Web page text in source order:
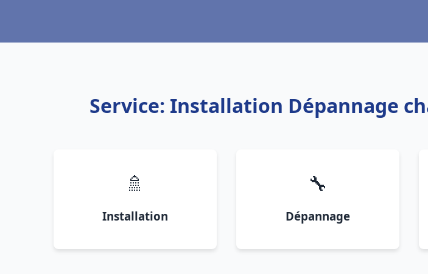
Service: Installation Dépannage
🚿
Installation
🔧
Dépannage